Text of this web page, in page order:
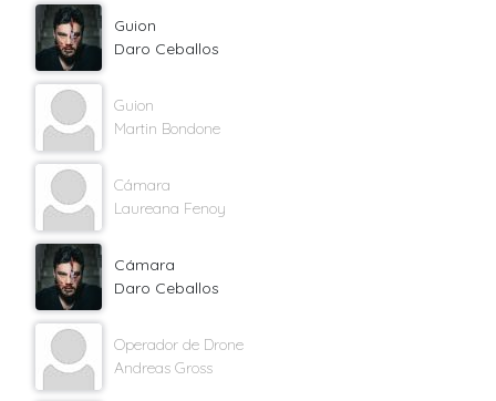
Guion
Daro Ceballos
Guion
Martin Bondone
Cámara
Laureana Fenoy
Cámara
Daro Ceballos
Operador de Drone
Andreas Gross